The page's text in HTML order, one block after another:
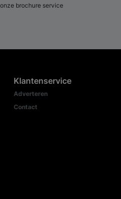
brochure service
Klantenservice
Adverteren
Contact